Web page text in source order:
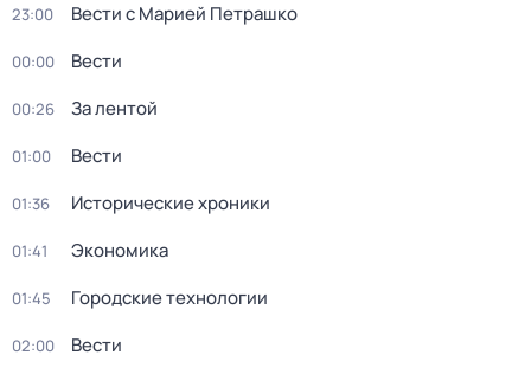
23:00 Вести с Марией Петрашко
00:00 Вести
00:26 За лентой
01:00 Вести
01:36 Исторические хроники
01:41 Экономика
01:45 Городские технологии
02:00 Вести